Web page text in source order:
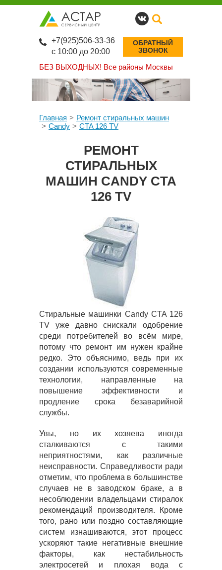
БЕЗ ВЫХОДНЫХ! Все районы Москвы
+7(925)506-33-36
с 10:00 до 20:00
ОБРАТНЫЙ
ЗВОНОК
Главная
Ремонт стиральных машин
Candy
CTA 126 TV
РЕМОНТ
СТИРАЛЬНЫХ
МАШИН CANDY CTA
126 TV
Стиральные машинки Candy CTA 126
TV уже давно снискали одобрение
среди потребителей во всём мире,
потому что ремонт им нужен крайне
редко. Это объяснимо, ведь при их
создании используются современные
технологии, направленные на
повышение эффективности и
продление срока безаварийной
службы.
Увы, но их хозяева иногда
сталкиваются с такими
неприятностями, как различные
неисправности. Справедливости ради
отметим, что проблема в большинстве
случаев не в заводском браке, а в
несоблюдении владельцами стиралок
рекомендаций производителя. Кроме
того, рано или поздно составляющие
систем изнашиваются, этот процесс
ускоряют такие негативные внешние
факторы, как нестабильность
электросетей и плохая вода с